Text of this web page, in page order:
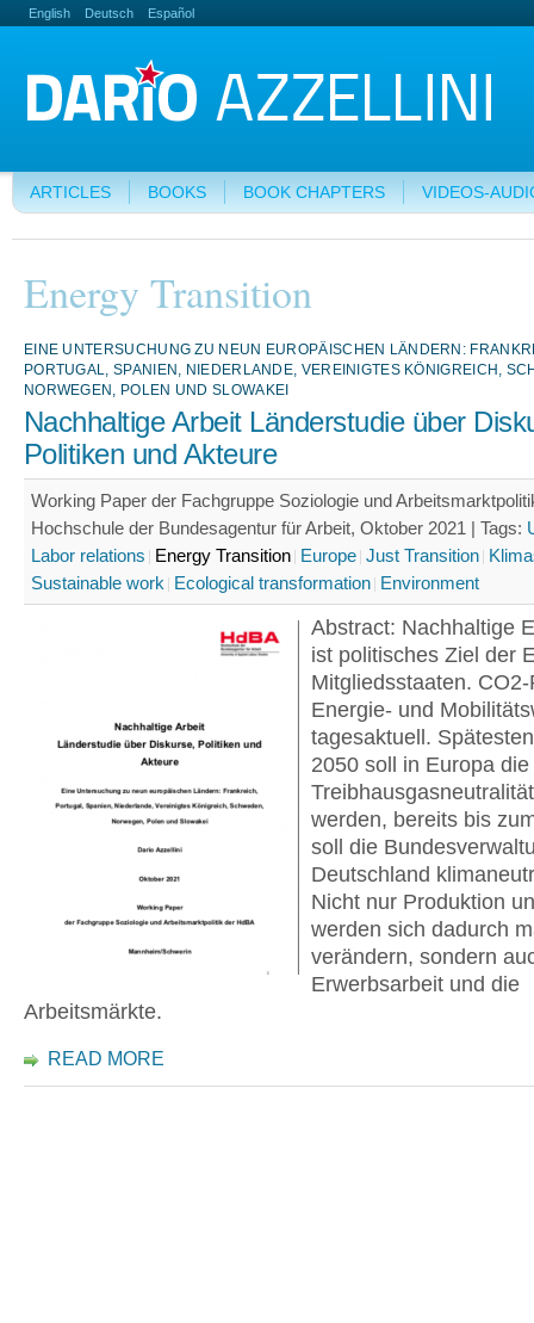
English Deutsch Español
ARTICLES BOOKS BOOK CHAPTERS VIDEOS-
Energy Transition
EINE UNTERSUCHUNG ZU NEUN EUROPÄISCHEN LÄNDERN:
PORTUGAL, SPANIEN, NIEDERLANDE, VEREINIGTES KÖNIGREICH,
NORWEGEN, POLEN UND SLOWAKEI
Nachhaltige Arbeit Länderstudie über
Politiken und Akteure
Working Paper der Fachgruppe Soziologie und
Hochschule der Bundesagentur für Arbeit, Oktober 2021 | Tags:
Labor relations Energy Transition Europe Just Transition
Sustainable work Ecological transformation Environment
Abstract: Nachhaltige
ist politisches Ziel der
Mitgliedsstaaten.
Energie- und
tagesaktuell.
2050 soll in Europa die
werden, bereits bis
soll die
Deutschland
Nicht nur Produktion
werden sich dadurch
verändern, sondern
Erwerbsarbeit und die
Arbeitsmärkte.
READ MORE